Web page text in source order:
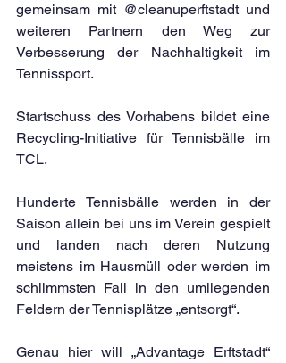
gemeinsam mit @cleanuperftstadt und
weiteren Partnern den Weg zur
Verbesserung der Nachhaltigkeit im
Tennissport.
Startschuss des Vorhabens bildet eine
Recycling-Initiative für Tennisbälle im
TCL.
Hunderte Tennisbälle werden in der
Saison allein bei uns im Verein gespielt
und landen nach deren Nutzung
meistens im Hausmüll oder werden im
schlimmsten Fall in den umliegenden
Feldern der Tennisplätze „entsorgt“.
Genau hier will „Advantage Erftstadt“